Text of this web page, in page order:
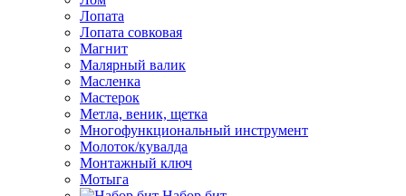
Лопата
Лопата совковая
Магнит
Малярный валик
Масленка
Мастерок
Метла, веник, щетка
Многофункциональный инструмент
Молоток/кувалда
Монтажный ключ
Мотыга